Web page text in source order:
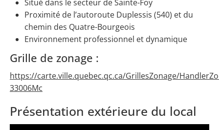
Situé dans le secteur de Sainte-Foy
Proximité de l’autoroute Duplessis (540) et du
chemin des Quatre-Bourgeois
Environnement professionnel et dynamique
Grille de zonage :
https://carte.ville.quebec.qc.ca/GrillesZonage/
33006Mc
Présentation extérieure du local